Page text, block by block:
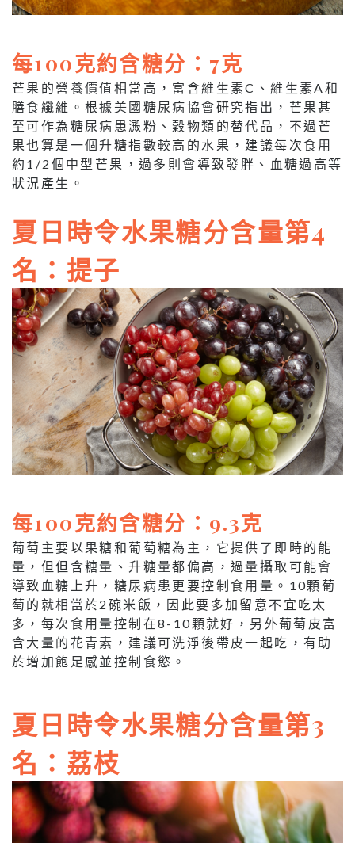
每100克約含糖分：7克
芒果的營養價值相當高，富含維生素C、維生素A和
膳食纖維。根據美國糖尿病協會研究指出，芒果甚
至可作為糖尿病患澱粉、穀物類的替代品，不過芒
果也算是一個升糖指數較高的水果，建議每次食用
約1/2個中型芒果，過多則會導致發胖、血糖過高等
狀況產生。
夏日時令水果糖分含量第4
名：提子
每100克約含糖分：9.3克
葡萄主要以果糖和葡萄糖為主，它提供了即時的能
量，但但含糖量、升糖量都偏高，過量攝取可能會
導致血糖上升，糖尿病患更要控制食用量。10顆葡
萄的就相當於2碗米飯，因此要多加留意不宜吃太
多，每次食用量控制在8-10顆就好，另外葡萄皮富
含大量的花青素，建議可洗淨後帶皮一起吃，有助
於增加飽足感並控制食慾。
夏日時令水果糖分含量第3
名：荔枝